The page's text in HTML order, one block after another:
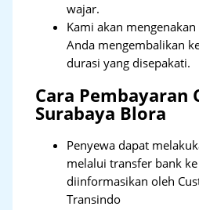
wajar.
Kami akan
Anda mengembalikan
durasi yang disepakati.
Cara Pembayaran
Surabaya Blora
Penyewa dapat
melalui transfer bank
diinformasikan oleh
Transindo